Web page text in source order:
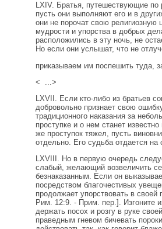
LXIV. Братья, путешествующие
пусть они выполняют его и в
они не порочат свою
мудрости и упорства в добрых
расположились в эту ночь, не
Но если они услышат, что не
приказываем им поспешить туда,
< ...>
LXVII. Если кто-либо из братьев
добровольно признает свою
традиционного наказания за
проступке и о нем станет
же проступок тяжел, пусть
отдельно. Его судьба отдается
LXVIII. Но в первую очередь
слабый, желающий возвеличить
безнаказанным. Если он
посредством благочестивых
продолжает упорствовать в
Рим. 12:9. - Прим. пер.]. Изгоните
держать посох и розгу в руке
праведным гневом бичевать